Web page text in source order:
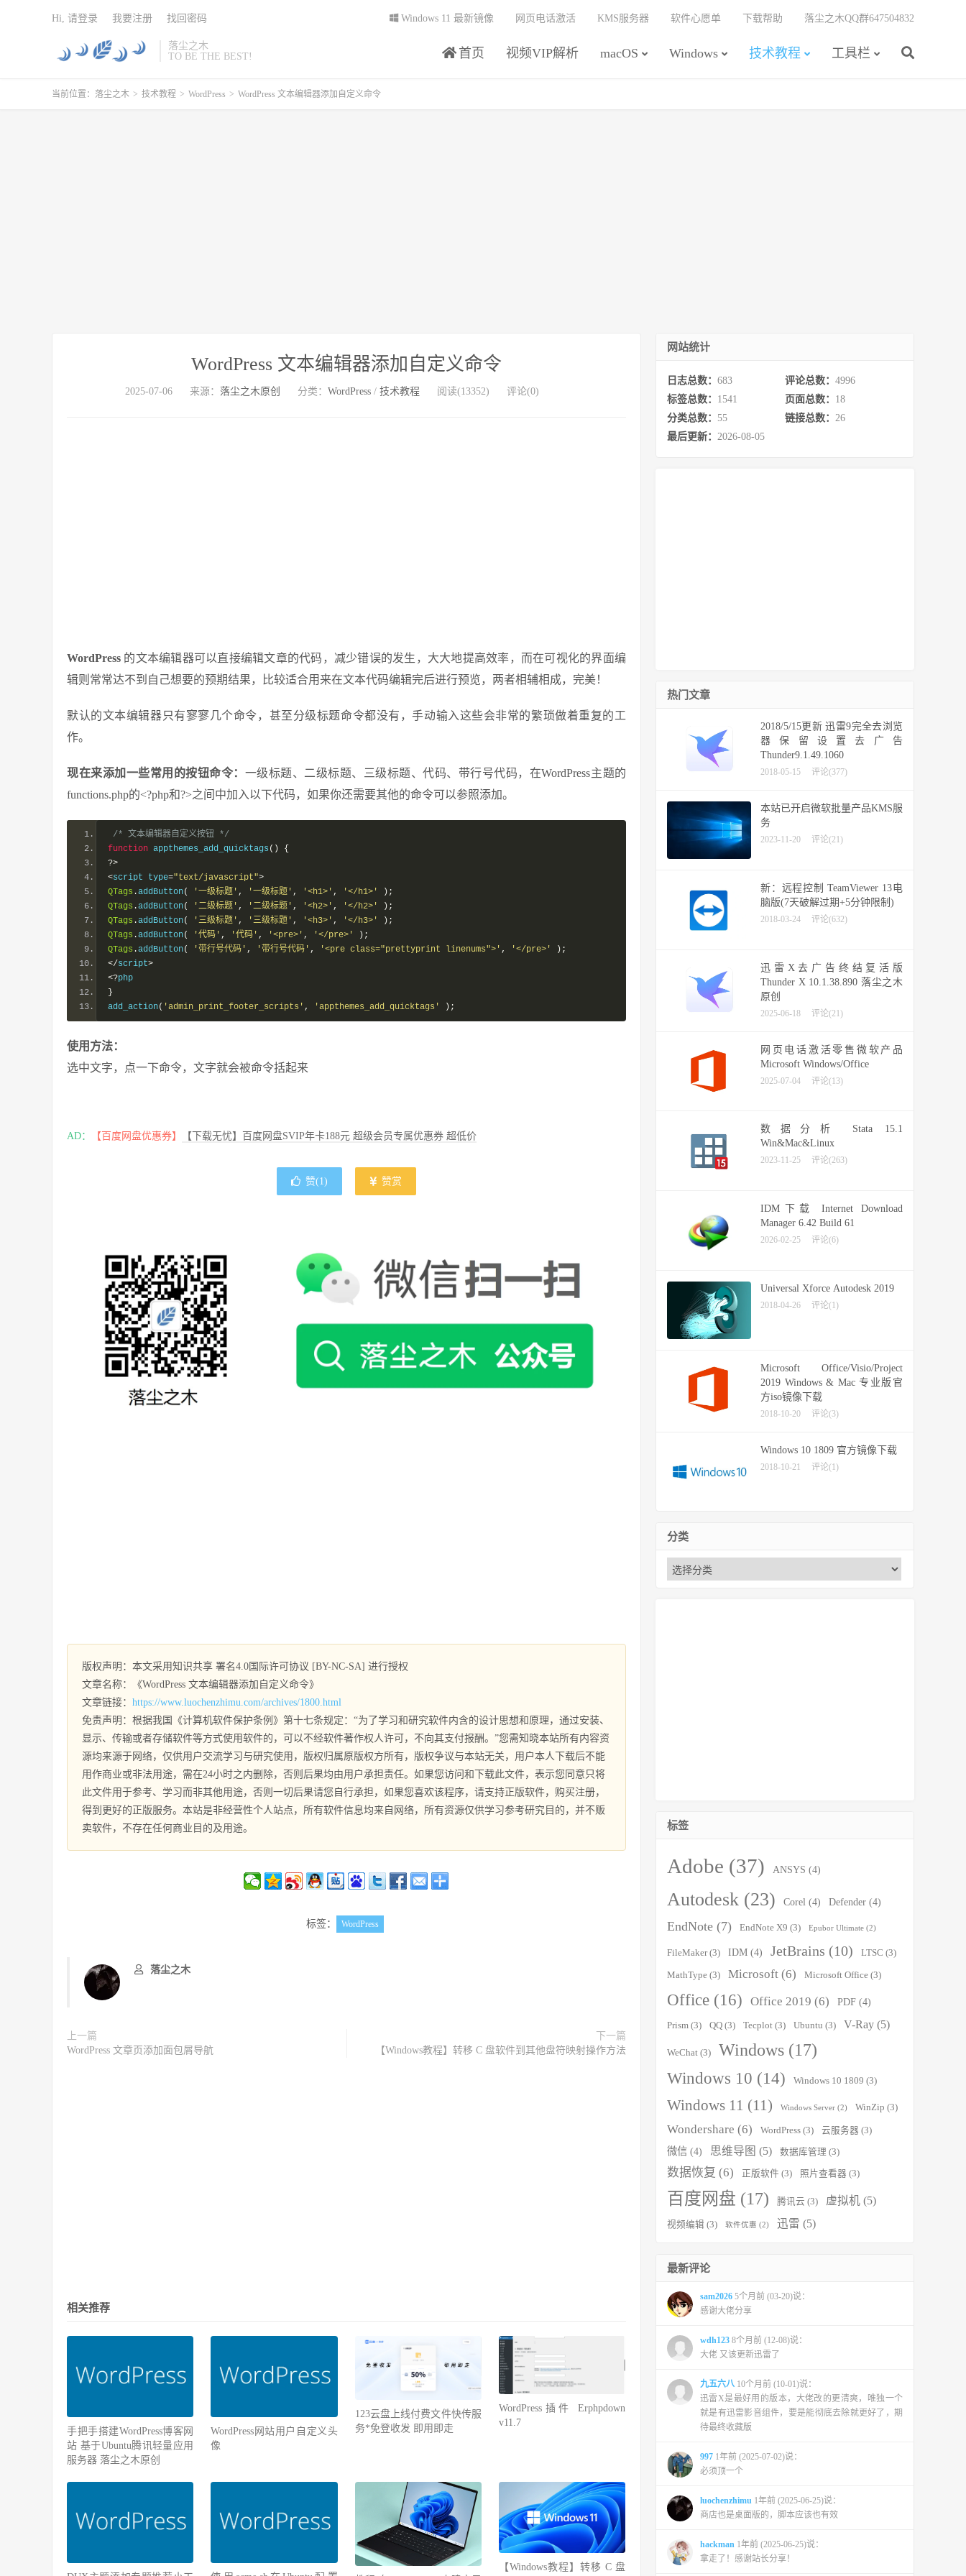
落尘之木
TO BE THE BEST!
首页 视频VIP解析 macOS Windows 技术教程 工具栏
Windows 11 最新镜像 网页电话激活 KMS服务器 软件心愿单 下载帮助 落尘之木QQ群647504832
Hi, 请登录 我要注册 找回密码
当前位置： 落尘之木 > 技术教程 > WordPress > WordPress 文本编辑器添加自定义命令
WordPress 文本编辑器添加自定义命令
2025-07-06 来源： 落尘之木原创 分类： WordPress / 技术教程 阅读(13352) 评论(0)
WordPress 的文本编辑器可以直接编辑文章的代码，减少错误的发生，大大地提高效率，而在可视化的界面编
辑则常常达不到自己想要的预期结果，比较适合用来在文本代码编辑完后进行预览，两者相辅相成，完美！
默认的文本编辑器只有寥寥几个命令，甚至分级标题命令都没有，手动输入这些会非常的繁琐做着重复的工
作。
现在来添加一些常用的按钮命令： 一级标题、二级标题、三级标题、代码、带行号代码，在WordPress主题的
functions.php的<?php和?>之间中加入以下代码，如果你还需要其他的命令可以参照添加。
/* 文本编辑器自定义按钮 */
function appthemes_add_quicktags ()
{
?>
<script type="text/javascript">
QTags .addButton( '一级标题' , '一级标题' , '<h1>' , '</h1>'
);
QTags .addButton( '二级标题' , '二级标题' , '<h2>' , '</h2>'
);
QTags .addButton( '三级标题' , '三级标题' , '<h3>' , '</h3>'
);
QTags .addButton( '代码' , '代码' , '<pre>' , '</pre>'
);
QTags .addButton( '带行号代码' , '带行号代码' , '<pre class="prettyprint linenums">' , '</pre>'
);
</script>
<?php
}
add_action( 'admin_print_footer_scripts' , 'appthemes_add_quicktags' );
使用方法：
选中文字，点一下命令，文字就会被命令括起来
AD： 【百度网盘优惠券】 【下载无忧】百度网盘SVIP年卡188元 超级会员专属优惠券 超低价
赞(1) 赞赏
版权声明：本文采用知识共享 署名4.0国际许可协议 [BY-NC-SA] 进行授权
文章名称：《WordPress 文本编辑器添加自定义命令》
文章链接： https://www.luochenzhimu.com/archives/1800.html
免责声明：根据我国《计算机软件保护条例》第十七条规定：“为了学习和研究软件内含的设计思想和原理，通过安装、
显示、传输或者存储软件等方式使用软件的，可以不经软件著作权人许可，不向其支付报酬。”您需知晓本站所有内容资
源均来源于网络，仅供用户交流学习与研究使用，版权归属原版权方所有，版权争议与本站无关，用户本人下载后不能
用作商业或非法用途，需在24小时之内删除，否则后果均由用户承担责任。如果您访问和下载此文件，表示您同意只将
此文件用于参考、学习而非其他用途，否则一切后果请您自行承担，如果您喜欢该程序，请支持正版软件，购买注册，
得到更好的正版服务。本站是非经营性个人站点，所有软件信息均来自网络，所有资源仅供学习参考研究目的，并不贩
卖软件，不存在任何商业目的及用途。
标签： WordPress
落尘之木
上一篇
WordPress 文章页添加面包屑导航
下一篇
【Windows教程】转移 C 盘软件到其他盘符映射操作方法
相关推荐
手把手搭建WordPress博客网
站 基于Ubuntu腾讯轻量应用
服务器 落尘之木原创
WordPress网站用户自定义头
像
123云盘上线付费文件快传服
务*免登收发 即用即走
WordPress插件 Erphpdown
v11.7
【Windows教程】转移 C 盘
网站统计
日志总数： 683 评论总数： 4996
标签总数： 1541 页面总数： 18
分类总数： 55 链接总数： 26
最后更新： 2026-08-05
热门文章
2018/5/15更新 迅雷9完全去浏览
器保留设置去广告
Thunder9.1.49.1060
2018-05-15 评论(377)
本站已开启微软批量产品KMS服
务
2023-11-20 评论(21)
新：远程控制 TeamViewer 13电
脑版(7天破解过期+5分钟限制)
2018-03-24 评论(632)
迅雷X去广告终结复活版
Thunder X 10.1.38.890 落尘之木
原创
2025-06-18 评论(21)
网页电话激活零售微软产品
Microsoft Windows/Office
2025-07-04 评论(13)
数据分析 Stata 15.1
Win&Mac&Linux
2023-11-25 评论(263)
IDM下载 Internet Download
Manager 6.42 Build 61
2026-02-25 评论(6)
Universal Xforce Autodesk 2019
2018-04-26 评论(1)
Microsoft Office/Visio/Project
2019 Windows & Mac 专业版官
方iso镜像下载
2018-10-20 评论(3)
Windows 10 1809 官方镜像下载
2018-10-21 评论(1)
分类
标签
Adobe (37) ANSYS (4)
Autodesk (23) Corel (4) Defender (4)
EndNote (7) EndNote X9 (3) Epubor Ultimate (2)
FileMaker(3) IDM (4) JetBrains (10) LTSC (3)
MathType (3) Microsoft (6) Microsoft Office (3)
Office (16) Office 2019 (6) PDF (4)
Prism (3) QQ (3) Tecplot (3) Ubuntu (3) V-Ray (5)
WeChat (3) Windows (17)
Windows 10 (14) Windows 10 1809 (3)
Windows 11 (11) Windows Server (2) WinZip (3)
Wondershare (6) WordPress (3) 云服务器 (3)
微信 (4) 思维导图 (5) 数据库管理 (3)
数据恢复 (6) 正版软件 (3) 照片查看器 (3)
百度网盘 (17) 腾讯云 (3) 虚拟机 (5)
视频编辑 (3) 软件优惠 (2) 迅雷 (5)
最新评论
sam2026 5个月前 (03-20)说：
感谢大佬分享
wdh123 8个月前 (12-08)说：
大佬 又该更新迅雷了
九五六八 10个月前 (10-01)说：
迅雷X是最好用的版本，大佬改的更清爽，唯独一个
就是有迅雷影音组件，要是能彻底去除就更好了，期
待最终收藏版
997 1年前 (2025-07-02)说：
必须顶一个
luochenzhimu 1年前 (2025-06-25)说：
商店也是桌面版的，脚本应该也有效
hackman 1年前 (2025-06-25)说：
拿走了！感谢站长分享！